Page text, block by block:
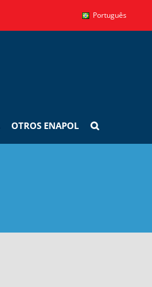
Português
OTROS ENAPOL